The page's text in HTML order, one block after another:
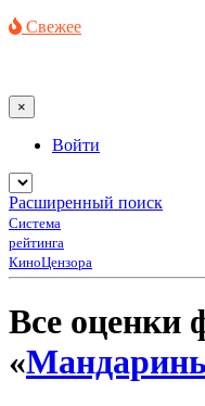
Свежее
×
Войти
Расширенный поиск
Система
рейтинга
КиноЦензора
Все оценки
«